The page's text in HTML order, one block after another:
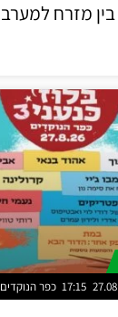
בין מזרח למערב
כפר הנוקדים 17:15 27.08